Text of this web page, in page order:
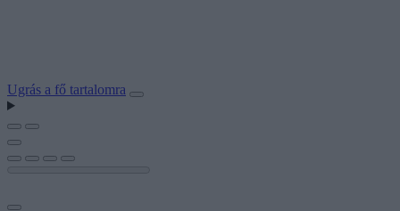
Ugrás a fő tartalomra